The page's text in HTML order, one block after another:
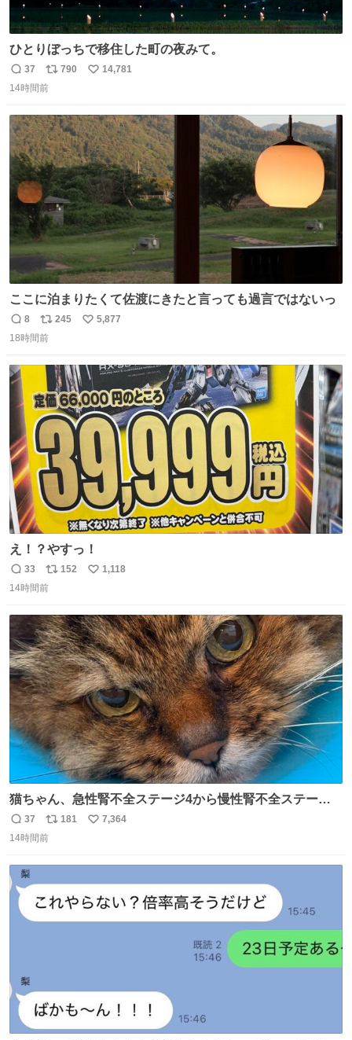
ひとりぼっちで移住した町の夜みて。
返
信
37
リ
ポ
ト
数
790
い
数
14,781
14時間前
ここに泊まりたくて佐渡にきたと言っても過言ではないっ
返
信
8
リ
ポ
ト
数
245
い
数
5,877
18時間前
え！？やすっ！
返
信
33
リ
ポ
ト
数
152
い
数
1,118
14時間前
猫ちゃん、急性腎不全ステージ4から慢性腎不全ステージ2
になりました😭点滴も週一で大丈夫になった… このままだ
と2、3日持たないって言われたのが嘘みたい…本当に嬉し
道泣きながら歩いてたら向こうから来た人にすごい顔され
た🫠
返
信
37
リ
ポ
数
181
い
7,364
14時間前